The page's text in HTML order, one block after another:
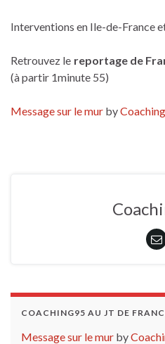
Interventions en Ile-de-France
Retrouvez le reportage de
(à partir 1minute 55)
Message sur le mur by
COACHING95 AU JT DE
Message sur le mur by